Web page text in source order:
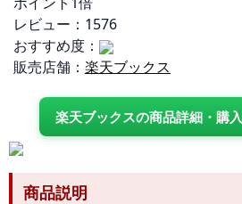
レビュー：1576
おすすめ度：
販売店舗： 楽天ブックス
楽天ブックスの商品詳細・購
商品説明